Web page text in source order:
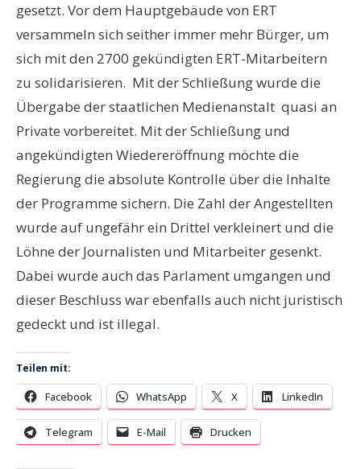
gesetzt. Vor dem Hauptgebäude von ERT
versammeln sich seither immer mehr Bürger, um
sich mit den 2700 gekündigten ERT-Mitarbeitern
zu solidarisieren. Mit der Schließung wurde die
Übergabe der staatlichen Medienanstalt quasi an
Private vorbereitet. Mit der Schließung und
angekündigten Wiedereröffnung möchte die
Regierung die absolute Kontrolle über die Inhalte
der Programme sichern. Die Zahl der Angestellten
wurde auf ungefähr ein Drittel verkleinert und die
Löhne der Journalisten und Mitarbeiter gesenkt.
Dabei wurde auch das Parlament umgangen und
dieser Beschluss war ebenfalls auch nicht juristisch
gedeckt und ist illegal.
Teilen mit:
Facebook WhatsApp X LinkedIn
Telegram E-Mail Drucken